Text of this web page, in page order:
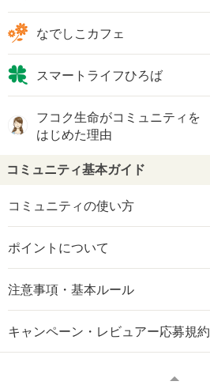
なでしこカフェ
スマートライフひろば
フコク生命がコミュニティを
はじめた理由
コミュニティ基本ガイド
コミュニティの使い方
ポイントについて
注意事項・基本ルール
キャンペーン・レビュアー応募規約